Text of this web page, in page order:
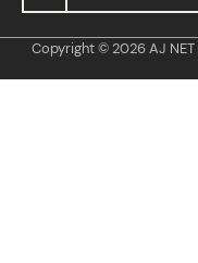
Copyright © 2026AJ NET